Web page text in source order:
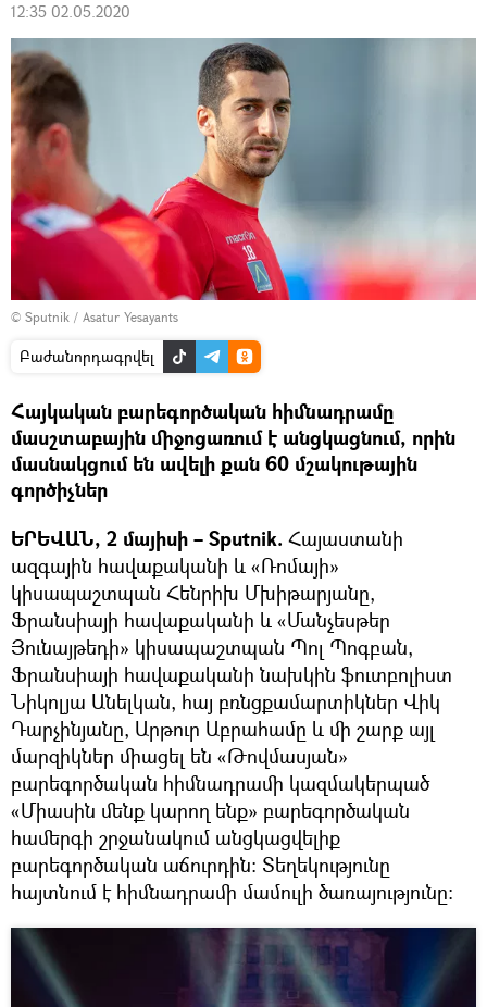
12:35 02.05.2020
© Sputnik / Asatur Yesayants
Բաժանորդագրվել
Հայկական բարեգործական հիմնադրամը
մասշտաբային միջոցառում է անցկացնում, որին
մասնակցում են ավելի քան 60 մշակութային
գործիչներ
ԵՐԵՎԱՆ, 2 մայիսի – Sputnik. Հայաստանի
ազգային հավաքականի և «Ռոմայի»
կիսապաշտպան Հենրիխ Մխիթարյանը,
Ֆրանսիայի հավաքականի և «Մանչեսթեր
Յունայթեդի» կիսապաշտպան Պոլ Պոգբան,
Ֆրանսիայի հավաքականի նախկին ֆուտբոլիստ
Նիկոլյա Անելկան, հայ բռնցքամարտիկներ Վիկ
Դարչինյանը, Արթուր Աբրահամը և մի շարք այլ
մարզիկներ միացել են «Թովմասյան»
բարեգործական հիմնադրամի կազմակերպած
«Միասին մենք կարող ենք» բարեգործական
համերգի շրջանակում անցկացվելիք
բարեգործական աճուրդին: Տեղեկությունը
հայտնում է հիմնադրամի մամուլի ծառայությունը։